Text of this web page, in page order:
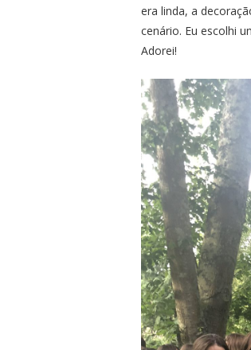
era linda, a
cenário. Eu escolhi
Adorei!